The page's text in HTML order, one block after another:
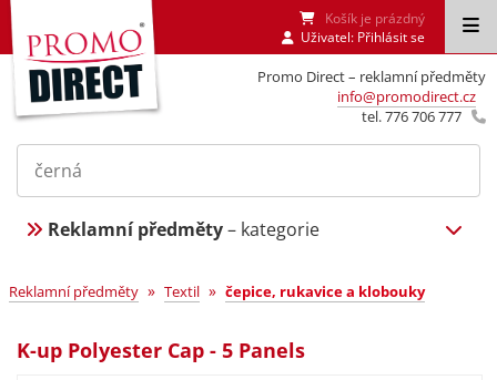
Promo Direct – reklamní předměty
info@promodirect.cz
tel. 776 706 777
Košík je prázdný
Uživatel: Přihlásit se
Reklamní předměty– kategorie
Reklamní předměty » Textil » čepice, rukavice a klobouky
K-up Polyester Cap - 5 Panels